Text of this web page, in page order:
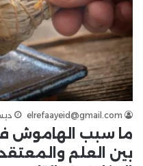
elrefaayeid@gmail.com
ما سبب الهاموش
بين العلم